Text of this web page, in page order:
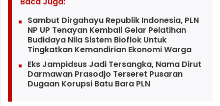
Sambut Dirgahayu Republik Indonesia, PLN
NP UP Tenayan Kembali Gelar Pelatihan
Budidaya Nila Sistem Bioflok Untuk
Tingkatkan Kemandirian Ekonomi Warga
Eks Jampidsus Jadi Tersangka, Nama Dirut
Darmawan Prasodjo Terseret Pusaran
Dugaan Korupsi Batu Bara PLN